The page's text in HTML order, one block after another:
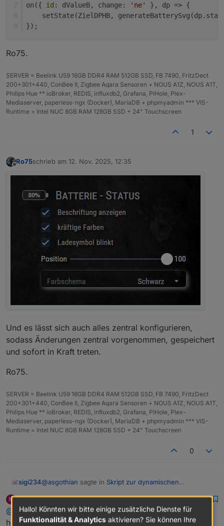
on({ id : dValueB, change: 'ne'
}, dp => {
setState(ZielDPHB,
});
Ro75.
SERVER = Beelink U59 16GB DDR4 RAM 512GB SSD, FB 7490, FritzDect
200+301+440, ConBee II, Zigbee Aqara Sensoren + NOUS A1Z, NOUS A1T,
Philips Hue ** ioBroker, REDIS, influxdb2, Grafana, PiHole, Plex-
Mediaserver, paperless-ngx (Docker), MariaDB + phpmyadmin *** VIS-
Runtime = Intel NUC 8GB RAM 128GB SSD + 24" Touchscreen
1
Ro75schrieb am 12. Nov. 2025, 12:35
zuletzt editiert von
Und es lässt sich auch alles zentral konfigurieren,
sodass Änderungen zentral vorgenommen, gespeichert
und sofort in Kraft treten.
Ro75.
SERVER = Beelink U59 16GB DDR4 RAM 512GB SSD, FB 7490, FritzDect
200+301+440, ConBee II, Zigbee Aqara Sensoren + NOUS A1Z, NOUS A1T,
Philips Hue ** ioBroker, REDIS, influxdb2, Grafana, PiHole, Plex-
Mediaserver, paperless-ngx (Docker), MariaDB + phpmyadmin *** VIS-
Runtime = Intel NUC 8GB RAM 128GB SSD + 24" Touchscreen
0
sigi234@asgothian sagte in Skript zur dynamischen
Besser nicht in einem externen Skript.
M
Offline
Maxtor62schrieb am12. Nov. 2025, 17:35
@
sigi234
hast Du den Aufruf mit einem extra Skript gestartet?
Hallo! Könnten wir bitte einige zusätzliche Dienste für
Funktionalität & Analytics aktivieren? Sie können Ihre